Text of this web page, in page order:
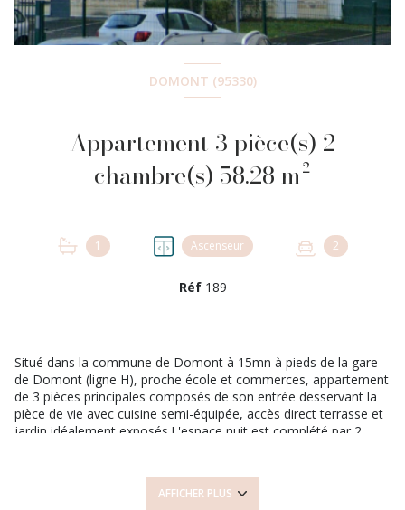
DOMONT (95330)
Appartement 3 pièce(s) 2
chambre(s) 58.28 m²
1 Ascenseur 2
Réf 189
Situé dans la commune de Domont à 15mn à pieds de la gare
de Domont (ligne H), proche école et commerces, appartement
de 3 pièces principales composés de son entrée desservant la
pièce de vie avec cuisine semi-équipée, accès direct terrasse et
jardin idéalement exposés.L'espace nuit est complété par 2
de 2 paces en enfilade en sous sol. BCN vous propose ce bien
AFFICHER PLUS